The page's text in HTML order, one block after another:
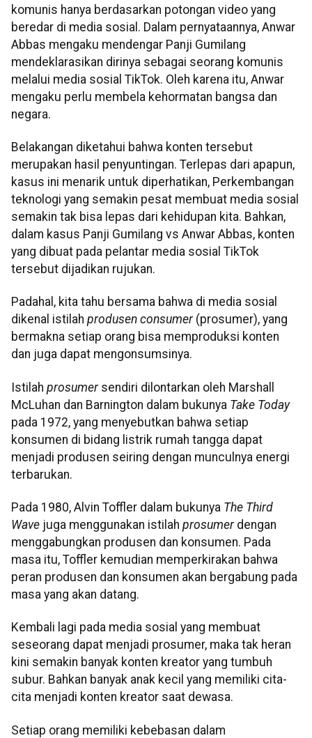
komunis hanya berdasarkan potongan video yang
beredar di media sosial. Dalam pernyataannya, Anwar
Abbas mengaku mendengar Panji Gumilang
mendeklarasikan dirinya sebagai seorang komunis
melalui media sosial TikTok. Oleh karena itu, Anwar
mengaku perlu membela kehormatan bangsa dan
negara.
Belakangan diketahui bahwa konten tersebut
merupakan hasil penyuntingan. Terlepas dari apapun,
kasus ini menarik untuk diperhatikan, Perkembangan
teknologi yang semakin pesat membuat media sosial
semakin tak bisa lepas dari kehidupan kita. Bahkan,
dalam kasus Panji Gumilang vs Anwar Abbas, konten
yang dibuat pada pelantar media sosial TikTok
tersebut dijadikan rujukan.
Padahal, kita tahu bersama bahwa di media sosial
dikenal istilah produsen consumer (prosumer), yang
bermakna setiap orang bisa memproduksi konten
dan juga dapat mengonsumsinya.
Istilah prosumer sendiri dilontarkan oleh Marshall
McLuhan dan Barnington dalam bukunya Take Today
pada 1972, yang menyebutkan bahwa setiap
konsumen di bidang listrik rumah tangga dapat
menjadi produsen seiring dengan munculnya energi
terbarukan.
Pada 1980, Alvin Toffler dalam bukunya The Third
Wave juga menggunakan istilah prosumer dengan
menggabungkan produsen dan konsumen. Pada
masa itu, Toffler kemudian memperkirakan bahwa
peran produsen dan konsumen akan bergabung pada
masa yang akan datang.
Kembali lagi pada media sosial yang membuat
seseorang dapat menjadi prosumer, maka tak heran
kini semakin banyak konten kreator yang tumbuh
subur. Bahkan banyak anak kecil yang memiliki cita-
cita menjadi konten kreator saat dewasa.
Setiap orang memiliki kebebasan dalam